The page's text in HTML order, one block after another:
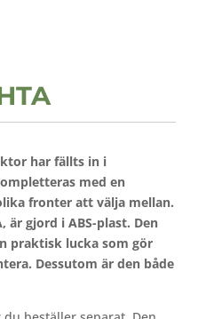
har fällts in i
med en
fronter att välja mellan.
är gjord i ABS-plast. Den
praktisk lucka som gör
Dessutom är den både